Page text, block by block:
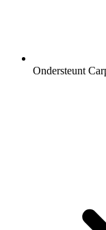
Ondersteunt